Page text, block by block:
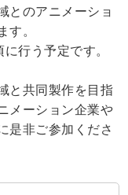
とのアニメーショ
す。
行う予定です。
と共同製作を目指
メーション企業や
是非ご参加くださ